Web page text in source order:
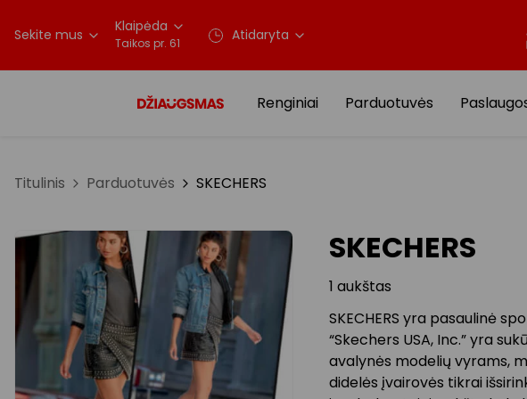
Sekite mus Klaipėda
Taikos pr. 61 Atidaryta
Renginiai Parduotuvės
Titulinis Parduotuvės SKECHERS
SKECHERS
1 aukštas
SKECHERS yra pasaulinė
“Skechers USA, Inc.” yra
avalynės modelių vyrams,
didelės įvairovės tikrai